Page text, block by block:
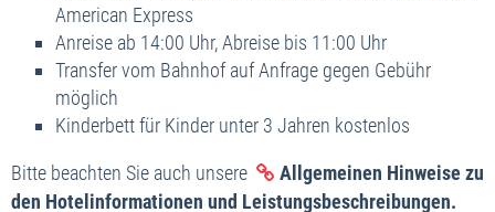
American Express
Anreise ab 14:00 Uhr, Abreise bis 11:00 Uhr
Transfer vom Bahnhof auf Anfrage gegen Gebühr
möglich
Kinderbett für Kinder unter 3 Jahren kostenlos
Bitte beachten Sie auch unsere
Allgemeinen Hinweise zu
den Hotelinformationen und Leistungsbeschreibungen.